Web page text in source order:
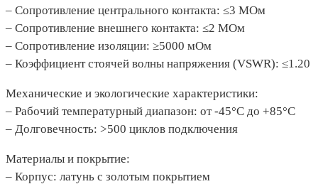
– Сопротивление центрального контакта: ≤3 МОм
– Сопротивление внешнего контакта: ≤2 МОм
– Сопротивление изоляции: ≥5000 мОм
– Коэффициент стоячей волны напряжения (VSWR): ≤1.20
Механические и экологические характеристики:
– Рабочий температурный диапазон: от -45°C до +85°C
– Долговечность: >500 циклов подключения
Материалы и покрытие:
– Корпус: латунь с золотым покрытием